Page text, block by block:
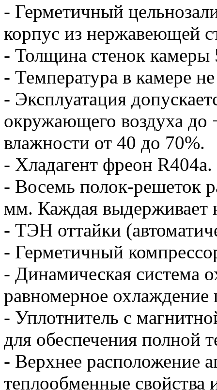
- Герметичный
корпус из нержавеющей
- Толщина стенок
- Температура в камере
- Эксплуатация
окружающего воздуха до
влажности от 40 до 70%.
- Хладагент фреон R404а.
- Восемь полок-решеток
мм. Каждая выдерживает
- ТЭН оттайки
- Герметичный
- Динамическая система
равномерное охлаждение
- Уплотнитель с
для обеспечения полной
- Верхнее расположение
теплообменные свойства